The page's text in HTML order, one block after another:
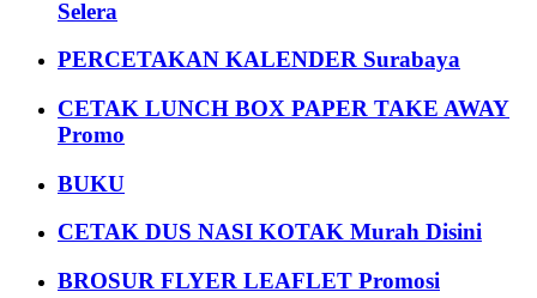
Selera
PERCETAKAN KALENDER Surabaya
CETAK LUNCH BOX PAPER TAKE AWAY
Promo
BUKU
CETAK DUS NASI KOTAK Murah Disini
BROSUR FLYER LEAFLET Promosi